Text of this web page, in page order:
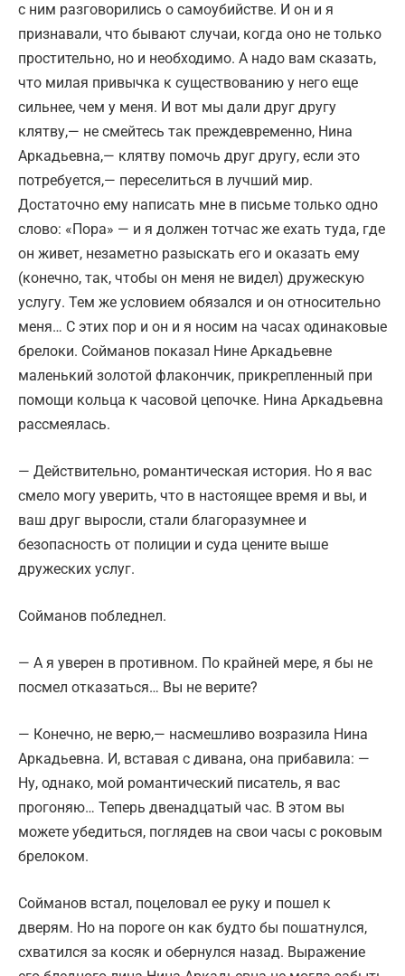
с ним разговорились о самоубийстве. И он и я
признавали, что бывают случаи, когда оно не только
простительно, но и необходимо. А надо вам сказать,
что милая привычка к существованию у него еще
сильнее, чем у меня. И вот мы дали друг другу
клятву,— не смейтесь так преждевременно, Нина
Аркадьевна,— клятву помочь друг другу, если это
потребуется,— переселиться в лучший мир.
Достаточно ему написать мне в письме только одно
слово: «Пора» — и я должен тотчас же ехать туда, где
он живет, незаметно разыскать его и оказать ему
(конечно, так, чтобы он меня не видел) дружескую
услугу. Тем же условием обязался и он относительно
меня… С этих пор и он и я носим на часах одинаковые
брелоки. Сойманов показал Нине Аркадьевне
маленький золотой флакончик, прикрепленный при
помощи кольца к часовой цепочке. Нина Аркадьевна
рассмеялась.
— Действительно, романтическая история. Но я вас
смело могу уверить, что в настоящее время и вы, и
ваш друг выросли, стали благоразумнее и
безопасность от полиции и суда цените выше
дружеских услуг.
Сойманов побледнел.
— А я уверен в противном. По крайней мере, я бы не
посмел отказаться… Вы не верите?
— Конечно, не верю,— насмешливо возразила Нина
Аркадьевна. И, вставая с дивана, она прибавила: —
Ну, однако, мой романтический писатель, я вас
прогоняю… Теперь двенадцатый час. В этом вы
можете убедиться, поглядев на свои часы с роковым
брелоком.
Сойманов встал, поцеловал ее руку и пошел к
дверям. Но на пороге он как будто бы пошатнулся,
схватился за косяк и обернулся назад. Выражение